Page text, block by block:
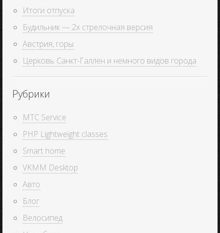
Итоги отпуска
Будильник — 2х стрелочная версия
Австрия, горы
Церковь Санкт-Галлен и немного видов города
Рубрики
MTC Service
PHP Lightweight classes
Smart home
VKMM Desktop
Авто
Блог
Велосипед